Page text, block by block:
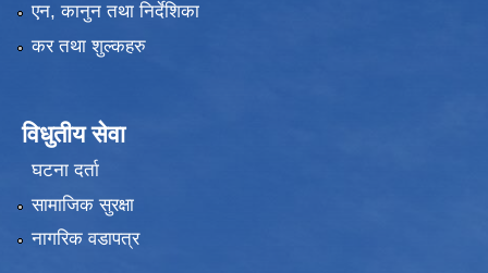
एन, कानुन तथा निर्देशिका
कर तथा शुल्कहरु
विधुतीय सेवा
घटना दर्ता
सामाजिक सुरक्षा
नागरिक वडापत्र